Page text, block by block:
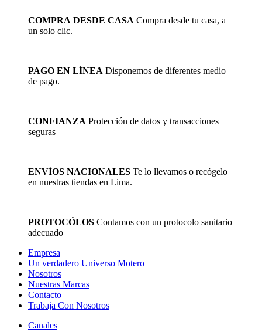
COMPRA DESDE CASA Compra desde tu casa, a
un solo clic.
PAGO EN LÍNEA Disponemos de diferentes medio
de pago.
CONFIANZA Protección de datos y transacciones
seguras
ENVÍOS NACIONALES Te lo llevamos o recógelo
en nuestras tiendas en Lima.
PROTOCÓLOS Contamos con un protocolo sanitario
adecuado
Empresa
Un verdadero Universo Motero
Nosotros
Nuestras Marcas
Contacto
Trabaja Con Nosotros
Canales